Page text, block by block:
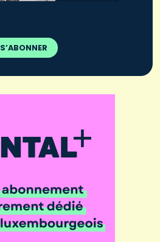
S’ABONNER